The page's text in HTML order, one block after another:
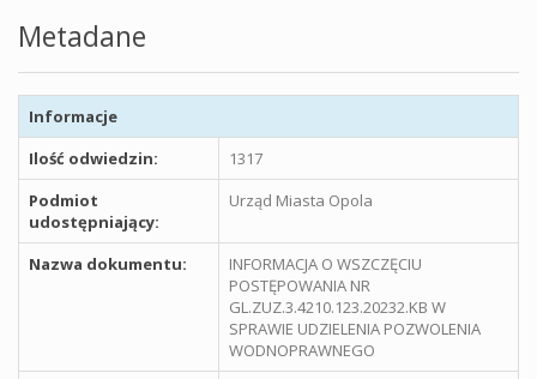
Metadane
Informacje
Ilość odwiedzin:
1317
Podmiot
udostępniający:
Urząd Miasta Opola
Nazwa dokumentu:
INFORMACJA O WSZCZĘCIU
POSTĘPOWANIA NR
GL.ZUZ.3.4210.123.20232.KB W
SPRAWIE UDZIELENIA POZWOLENIA
WODNOPRAWNEGO